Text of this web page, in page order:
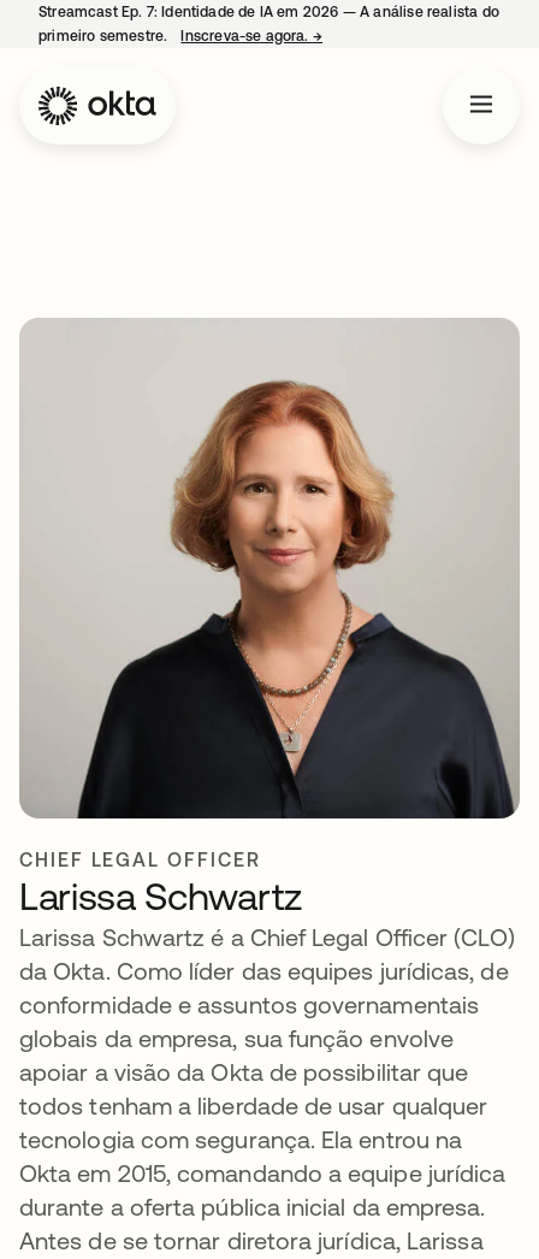
Streamcast Ep. 7: Identidade de IA em 2026 — A análise realista do
primeiro semestre.
Inscreva-se agora. →
CHIEF LEGAL OFFICER
Larissa Schwartz
Larissa Schwartz é a Chief Legal Officer (CLO)
da Okta. Como líder das equipes jurídicas, de
conformidade e assuntos governamentais
globais da empresa, sua função envolve
apoiar a visão da Okta de possibilitar que
todos tenham a liberdade de usar qualquer
tecnologia com segurança. Ela entrou na
Okta em 2015, comandando a equipe jurídica
durante a oferta pública inicial da empresa.
Antes de se tornar diretora jurídica, Larissa